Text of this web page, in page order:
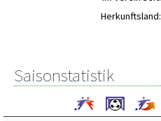
Herkunftsland:
Saisonstatistik